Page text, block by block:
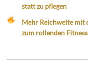
statt zu pflegen
Mehr Reichweite mit
zum rollenden